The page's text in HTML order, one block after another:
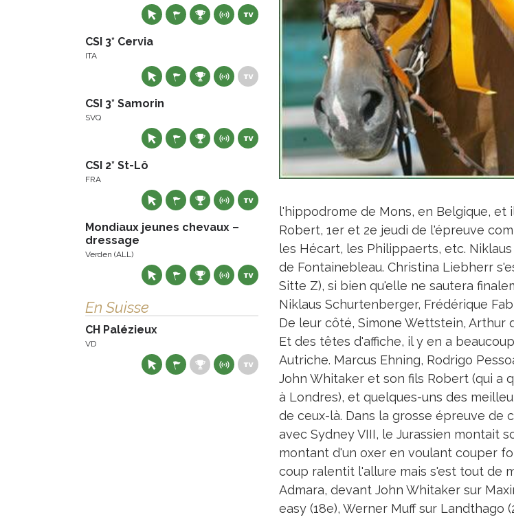
l'hippodrome de Mons, en Belgique, et
Robert, 1er et 2e jeudi de l'épreuve
les Hécart, les Philippaerts, etc.
de Fontainebleau. Christina Liebherr
Sitte Z), si bien qu'elle ne sautera
Niklaus Schurtenberger, Frédérique
De leur côté, Simone Wettstein, Arthur
Et des têtes d'affiche, il y en a
Autriche. Marcus Ehning, Rodrigo
John Whitaker et son fils Robert (qui a
à Londres), et quelques-uns des
de ceux-là. Dans la grosse épreuve de
avec Sydney VIII, le Jurassien montait
montant d'un oxer en voulant couper
coup ralentit l'allure mais s'est tout de
Admara, devant John Whitaker sur
easy (18e), Werner Muff sur Landthago
CSI 3* Cervia
ITA
CSI 3* Samorin
SVQ
CSI 2* St-Lô
FRA
Mondiaux jeunes chevaux –
dressage
Verden (ALL)
En Suisse
CH Palézieux
VD